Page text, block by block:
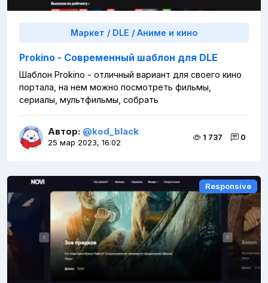
Маркет / DLE / Аниме и кино
Prokino - Современный шаблон для DLE
Шаблон Prokino - отличный вариант для своего кино
портала, на нем можно посмотреть фильмы,
сериалы, мультфильмы, собрать
Автор: @kod_black
25 мар 2023, 16:02
1 737 0
Responsive
Responsive